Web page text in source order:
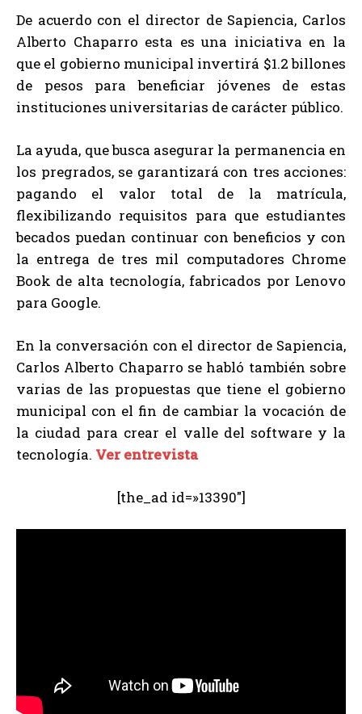
De acuerdo con el director de Sapiencia, Carlos
Alberto Chaparro esta es una iniciativa en la
que el gobierno municipal invertirá $1.2 billones
de pesos para beneficiar jóvenes de estas
instituciones universitarias de carácter público.
La ayuda, que busca asegurar la permanencia en
los pregrados, se garantizará con tres acciones:
pagando el valor total de la matrícula,
flexibilizando requisitos para que estudiantes
becados puedan continuar con beneficios y con
la entrega de tres mil computadores Chrome
Book de alta tecnología, fabricados por Lenovo
para Google.
En la conversación con el director de Sapiencia,
Carlos Alberto Chaparro se habló también sobre
varias de las propuestas que tiene el gobierno
municipal con el fin de cambiar la vocación de
la ciudad para crear el valle del software y la
tecnología. Ver entrevista
[the_ad id=»13390″]